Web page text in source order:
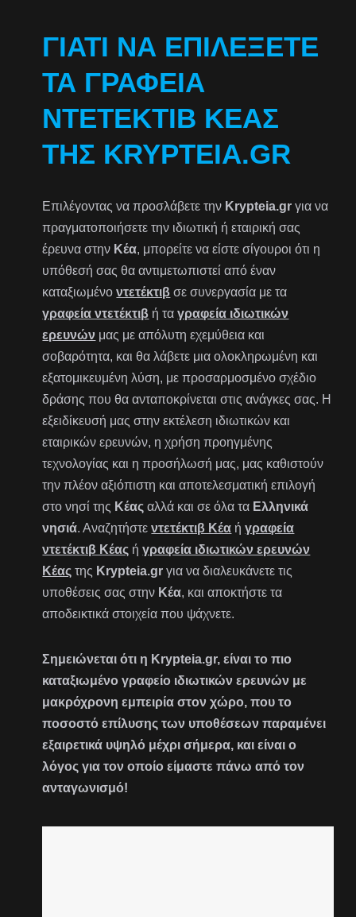
ΓΙΑΤΊ ΝΑ ΕΠΙΛΈΞΕΤΕ
ΤΑ ΓΡΑΦΕΊΑ
ΝΤΕΤΈΚΤΙΒ ΚΈΑΣ
ΤΗΣ KRYPTEIA.GR
Επιλέγοντας να προσλάβετε την Krypteia.gr για να
πραγματοποιήσετε την ιδιωτική ή εταιρική σας
έρευνα στην Κέα, μπορείτε να είστε σίγουροι ότι η
υπόθεσή σας θα αντιμετωπιστεί από έναν
καταξιωμένοντετέκτιβ σε συνεργασία με τα
γραφεία ντετέκτιβ ή ταγραφεία ιδιωτικών
ερευνών μας με απόλυτη εχεμύθεια και
σοβαρότητα, και θα λάβετε μια ολοκληρωμένη και
εξατομικευμένη λύση, με προσαρμοσμένο σχέδιο
δράσης που θα ανταποκρίνεται στις ανάγκες σας. Η
εξειδίκευσή μας στην εκτέλεση ιδιωτικών και
εταιρικών ερευνών, η χρήση προηγμένης
τεχνολογίας και η προσήλωσή μας, μας καθιστούν
την πλέον αξιόπιστη και αποτελεσματική επιλογή
στο νησί της Κέας αλλά και σε όλα τα Ελληνικά
νησιά. Αναζητήστεντετέκτιβ Κέα ήγραφεία
ντετέκτιβ Κέας ήγραφεία ιδιωτικών ερευνών
Κέας της Krypteia.gr για να διαλευκάνετε τις
υποθέσεις σας στην Κέα, και αποκτήστε τα
αποδεικτικά στοιχεία που ψάχνετε.
Σημειώνεται ότι η Krypteia.gr, είναι το πιο
καταξιωμένο γραφείο ιδιωτικών ερευνών με
μακρόχρονη εμπειρία στον χώρο, που το
ποσοστό επίλυσης των υποθέσεων παραμένει
εξαιρετικά υψηλό μέχρι σήμερα, και είναι ο
λόγος για τον οποίο είμαστε πάνω από τον
ανταγωνισμό!